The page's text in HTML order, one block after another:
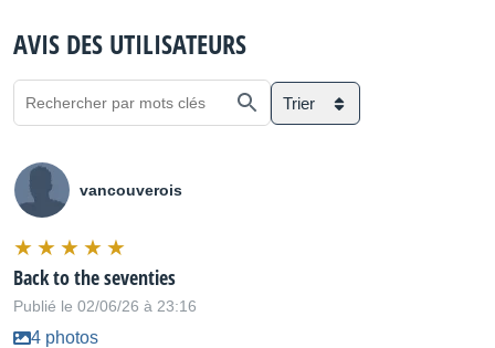
AVIS DES UTILISATEURS
Trier
vancouverois
Back to the seventies
Publié le 02/06/26 à 23:16
4 photos